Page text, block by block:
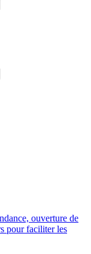
ouverture de
pour faciliter les